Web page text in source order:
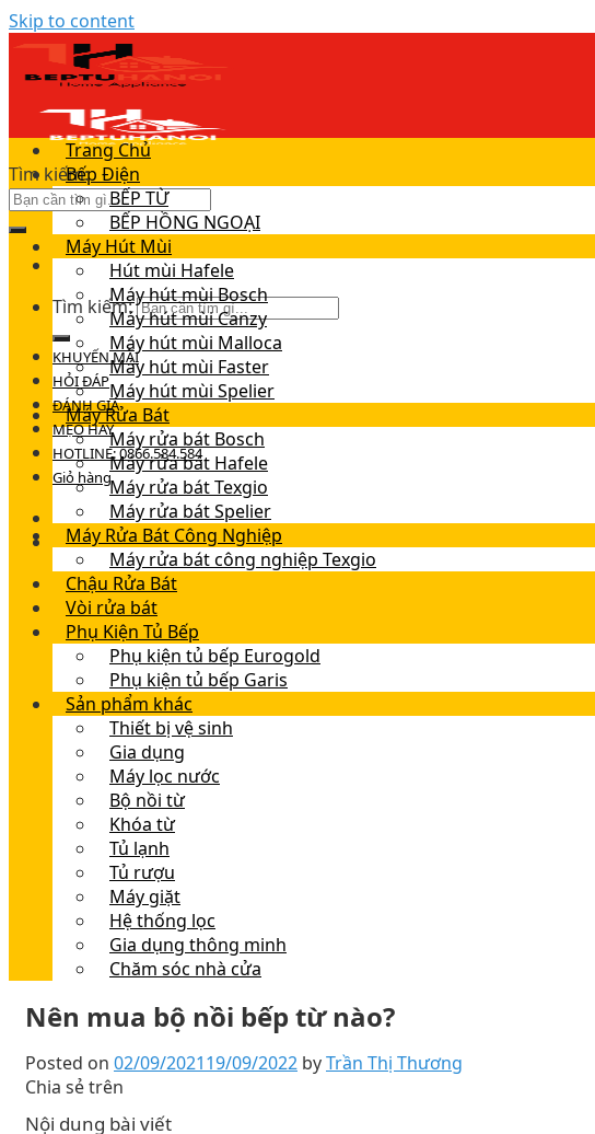
Skip to content
Tìm kiếm:
Tìm kiếm:
KHUYẾN MÃI
HỎI ĐÁP
ĐÁNH GIÁ
MẸO HAY
HOTLINE: 0866.584.584
Giỏ hàng
Trang Chủ
Bếp Điện
BẾP TỪ
BẾP HỒNG NGOẠI
Máy Hút Mùi
Hút mùi Hafele
Máy hút mùi Bosch
Máy hút mùi Canzy
Máy hút mùi Malloca
Máy hút mùi Faster
Máy hút mùi Spelier
Máy Rửa Bát
Máy rửa bát Bosch
Máy rửa bát Hafele
Máy rửa bát Texgio
Máy rửa bát Spelier
Máy Rửa Bát Công Nghiệp
Máy rửa bát công nghiệp Texgio
Chậu Rửa Bát
Vòi rửa bát
Phụ Kiện Tủ Bếp
Phụ kiện tủ bếp Eurogold
Phụ kiện tủ bếp Garis
Sản phẩm khác
Thiết bị vệ sinh
Gia dụng
Máy lọc nước
Bộ nồi từ
Khóa từ
Tủ lạnh
Tủ rượu
Máy giặt
Hệ thống lọc
Gia dụng thông minh
Chăm sóc nhà cửa
Nên mua bộ nồi bếp từ nào?
Posted on 02/09/202119/09/2022 byTrần Thị Thương
Chia sẻ trên
Nội dung bài viết